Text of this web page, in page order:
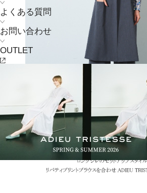
よくある質問
お問い合わせ
OUTLET